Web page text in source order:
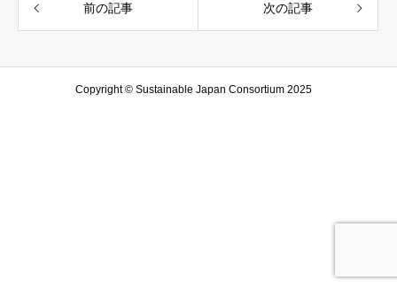
前の記事 次の記事
Copyright © Sustainable Japan Consortium 2025